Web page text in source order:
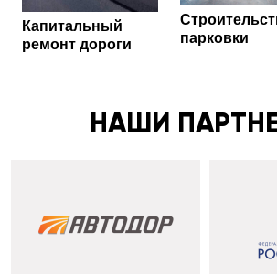
Капитальный
ремонт дороги
парковки
НАШИ